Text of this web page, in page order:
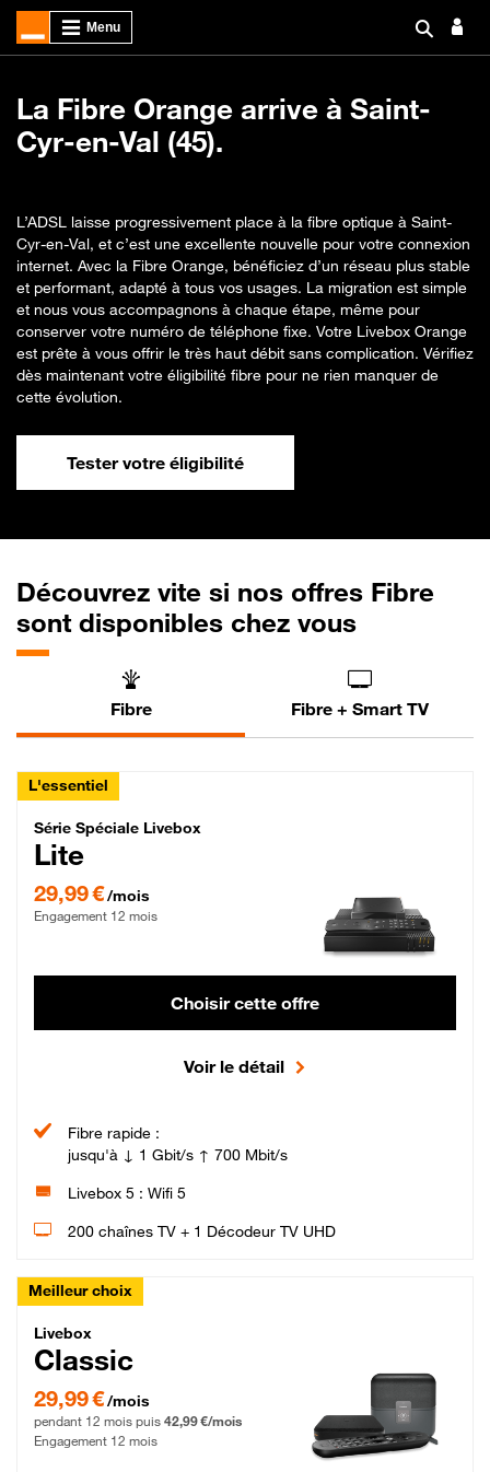
La Fibre Orange arrive à Saint-
Cyr-en-Val (45).
L’ADSL laisse progressivement place à la fibre optique à Saint-
Cyr-en-Val, et c’est une excellente nouvelle pour votre connexion
internet. Avec la Fibre Orange, bénéficiez d’un réseau plus stable
et performant, adapté à tous vos usages. La migration est simple
et nous vous accompagnons à chaque étape, même pour
conserver votre numéro de téléphone fixe. Votre Livebox Orange
est prête à vous offrir le très haut débit sans complication. Vérifiez
dès maintenant votre éligibilité fibre pour ne rien manquer de
cette évolution.
Tester votre éligibilité
Découvrez vite si nos offres Fibre
sont disponibles chez vous
Fibre Fibre + Smart TV
L'essentiel
Série Spéciale Livebox Lite Fibre
Série Spéciale Livebox
Lite
29,99 €/mois
Engagement 12 mois
Choisir cette offre
Voir le détail
Fibre rapide :
jusqu'à ↓ 1 Gbit/s ↑ 700 Mbit/s
Livebox 5 : Wifi 5
200 chaînes TV + 1 Décodeur TV UHD
Meilleur choix
Livebox Classic Fibre
Livebox
Classic
29,99 € par mois pendant 12 mois puis 42,99 € par mois, Engagement 12 mois
29,99 €/mois
pendant 12 mois puis 42,99 €/mois
Engagement 12 mois